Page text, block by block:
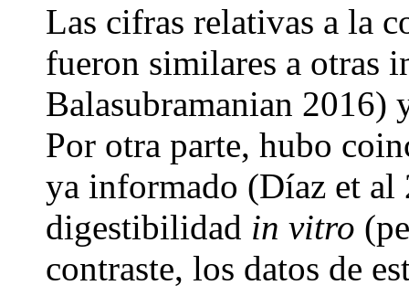
Las cifras relativas a la
fueron similares a otras
Balasubramanian 2016)
Por otra parte, hubo
ya informado (Díaz et al
digestibilidad in vitro
contraste, los datos de